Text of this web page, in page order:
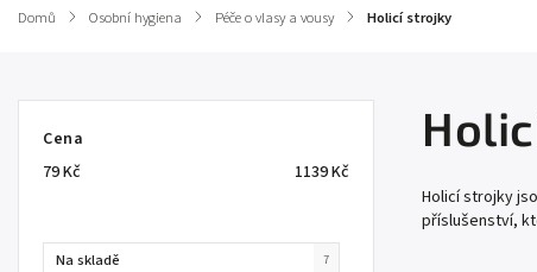
Domů / Osobní hygiena / Péče o vlasy a vousy / Holicí strojky
Cena
79Kč 1139Kč
Na skladě 7
Holicí strojky
příslušenství,